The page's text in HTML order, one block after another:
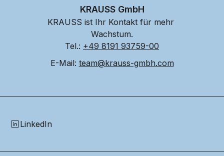
KRAUSS GmbH
KRAUSS ist Ihr Kontakt für mehr
Wachstum.
Tel.: +49 8191 93759-00
E-Mail: team@krauss-gmbh.com
LinkedIn